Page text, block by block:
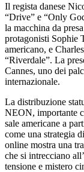
Il regista danese
“Drive” e “Only
la macchina da
protagonisti Sophie
americano, e
“Riverdale”. La
Cannes, uno dei
internazionale.
La distribuzione
NEON, importante
sale americane a
come una strategia
online mostra una
che si intrecciano
tensione e mistero